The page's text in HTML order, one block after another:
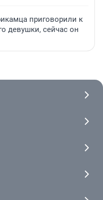
приговорили к
девушки, сейчас он